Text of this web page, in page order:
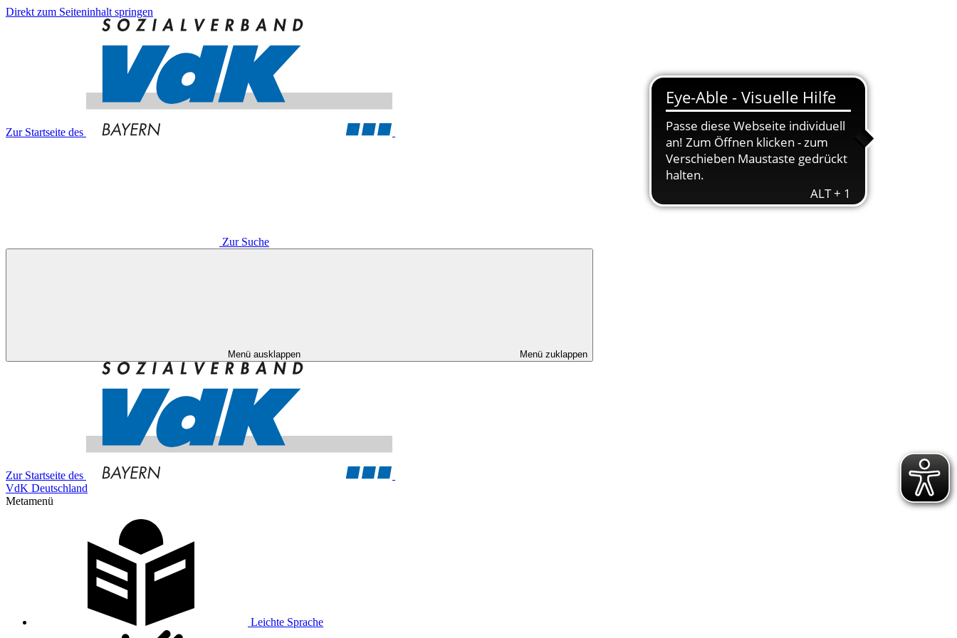
Direkt zum Seiteninhalt springen
Zur Startseite des
Zur Suche
Menü ausklappen Menü zuklappen
Zur Startseite des
VdK Deutschland
Metamenü
Leichte Sprache